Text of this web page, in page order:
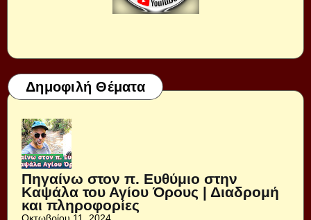
Δημοφιλή Θέματα
Πηγαίνω στον π. Ευθύμιο στην
Καψάλα του Αγίου Όρους | Διαδρομή
και πληροφορίες